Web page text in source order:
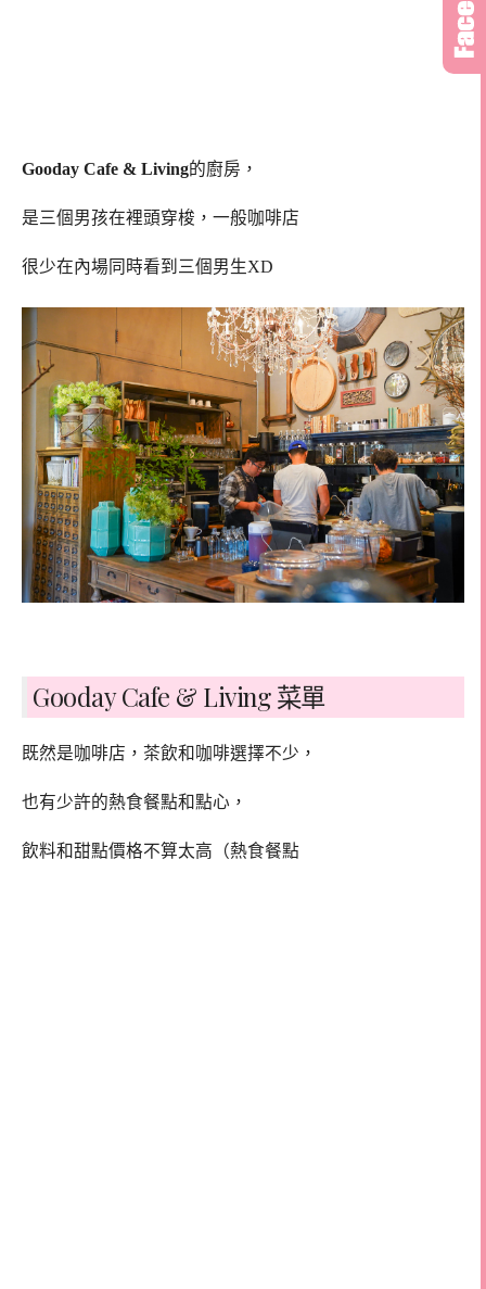
Gooday Cafe & Living的廚房，
是三個男孩在裡頭穿梭，一般咖啡店
很少在內場同時看到三個男生XD
Gooday Cafe & Living 菜單
既然是咖啡店，茶飲和咖啡選擇不少，
也有少許的熱食餐點和點心，
飲料和甜點價格不算太高（熱食餐點